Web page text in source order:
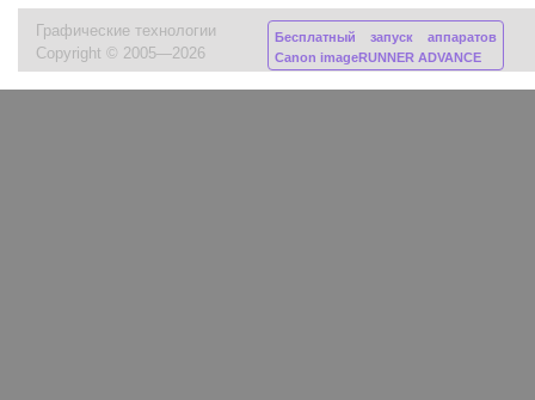
Графические технологии
Copyright © 2005—2026
Бесплатный запуск аппаратов
Canon imageRUNNER ADVANCE